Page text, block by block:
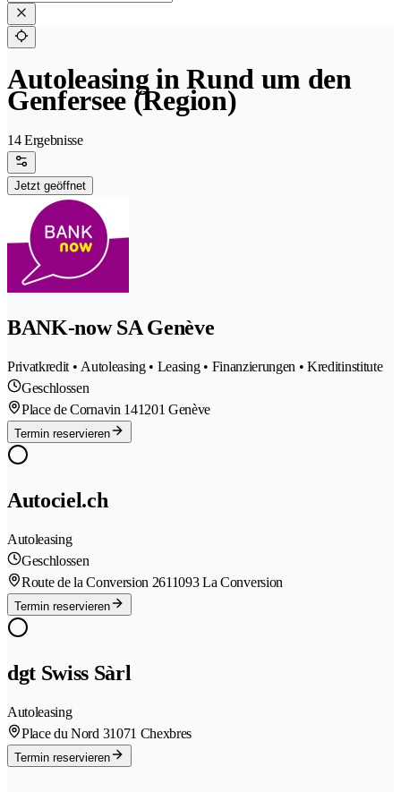
Autoleasing in Rund um den
Genfersee (Region)
14 Ergebnisse
Jetzt geöffnet
BANK-now SA Genève
Privatkredit • Autoleasing • Leasing • Finanzierungen • Kreditinstitute
Geschlossen
Place de Cornavin 141201 Genève
Termin reservieren
Autociel.ch
Autoleasing
Geschlossen
Route de la Conversion 2611093 La Conversion
Termin reservieren
dgt Swiss Sàrl
Autoleasing
Place du Nord 31071 Chexbres
Termin reservieren